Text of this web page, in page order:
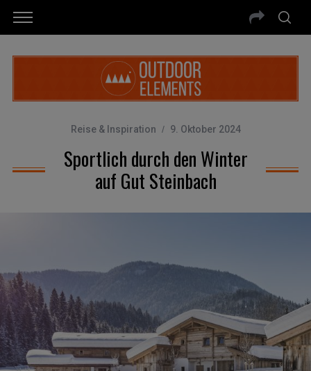
Reise & Inspiration 9. Oktober 2024
Sportlich durch den Winter
auf Gut Steinbach